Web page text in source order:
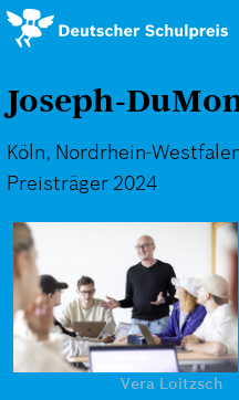
Direkt
zum
Joseph-
Köln, Nordrhein-
Preisträger 2024
Vera Loitzsch